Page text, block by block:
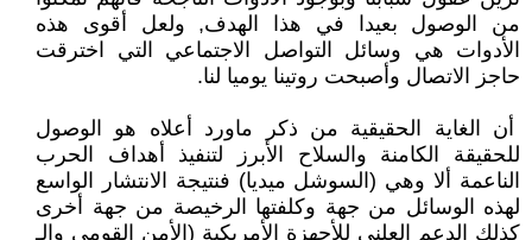
من الوصول بعيدا في هذا الهدف, ولعل أقوى هذه
الأدوات هي وسائل التواصل الاجتماعي التي اخترقت
حاجز الاتصال وأصبحت روتينا يوميا لنا.
أن الغاية الحقيقية من ذكر ماورد أعلاه هو الوصول
للحقيقة الكامنة والسلاح الأبرز لتنفيذ أهداف الحرب
الناعمة ألا وهي (السوشل ميديا) فنتيجة الانتشار الواسع
لهذه الوسائل من جهة وكلفتها الرخيصة من جهة أخرى
كذلك الدعم العلني للأجهزة الأمريكية (الأمن القومي والـ